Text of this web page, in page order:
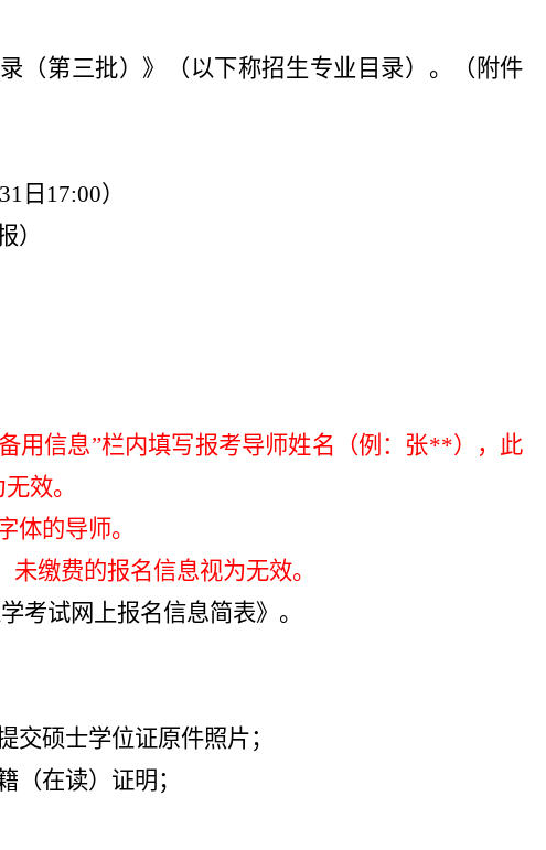
（第三批）》（以下称招生专业目录）。（附件
日17:00）
）
用信息”栏内填写报考导师姓名（例：张**），此
效。
体的导师。
缴费的报名信息视为无效。
考试网上报名信息简表》。
交硕士学位证原件照片；
（在读）证明；